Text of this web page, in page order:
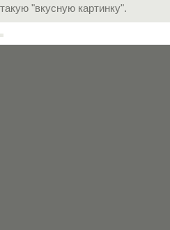
в
о
"вкусную картинку".